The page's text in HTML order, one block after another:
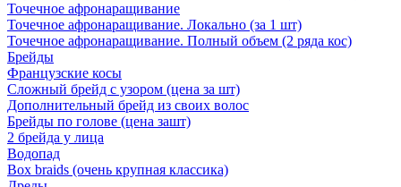
Точечное афронаращивание
Точечное афронаращивание. Локально (за 1 шт)
Точечное афронаращивание. Полный объем (2 ряда кос)
Брейды
Французские косы
Сложный брейд с узором (цена за шт)
Дополнительный брейд из своих волос
Брейды по голове (цена зашт)
2 брейда у лица
Водопад
Box braids (очень крупная классика)